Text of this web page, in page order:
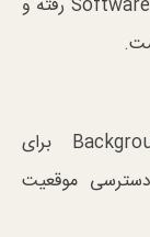
همراه هستند. در تنظیمات به بخش Software Update رفته و
غیر فعال کردن Background App Refresh برای
موقعیت